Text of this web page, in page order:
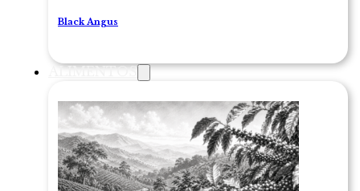
Black Angus
ALIMENTOS